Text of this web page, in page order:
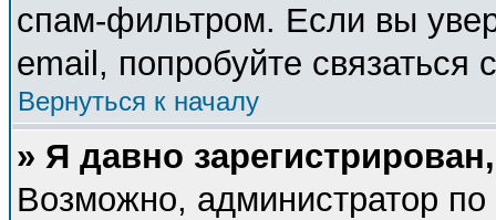
спам-фильтром. Если вы
email, попробуйте связаться
Вернуться к началу
» Я давно
Возможно, администратор по